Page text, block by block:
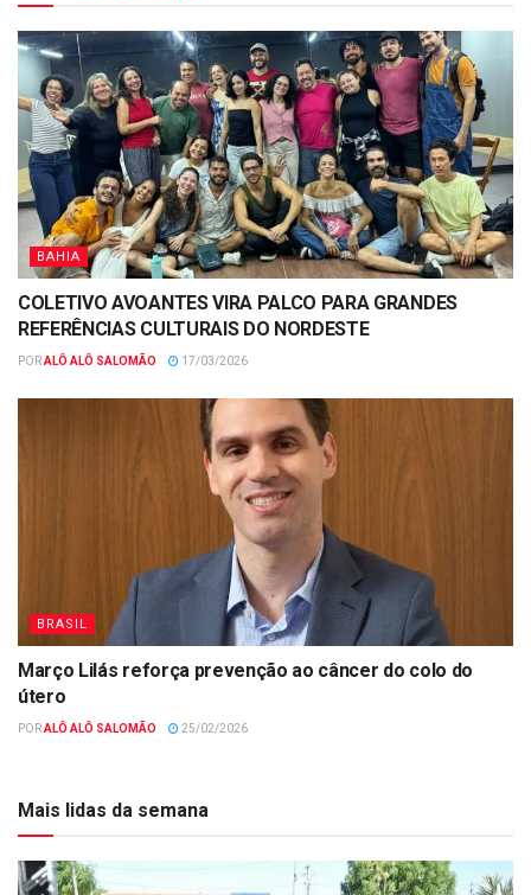
BAHIA
COLETIVO AVOANTES VIRA PALCO PARA GRANDES
REFERÊNCIAS CULTURAIS DO NORDESTE
PORALÔ ALÔ SALOMÃO 17/03/2026
BRASIL
Março Lilás reforça prevenção ao câncer do colo do
útero
PORALÔ ALÔ SALOMÃO 25/02/2026
Mais lidas da semana